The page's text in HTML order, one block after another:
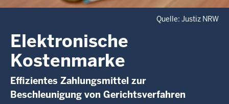
Quelle: Justiz NRW
Elektronische
Kostenmarke
Effizientes Zahlungsmittel zur
Beschleunigung von Gerichtsverfahren